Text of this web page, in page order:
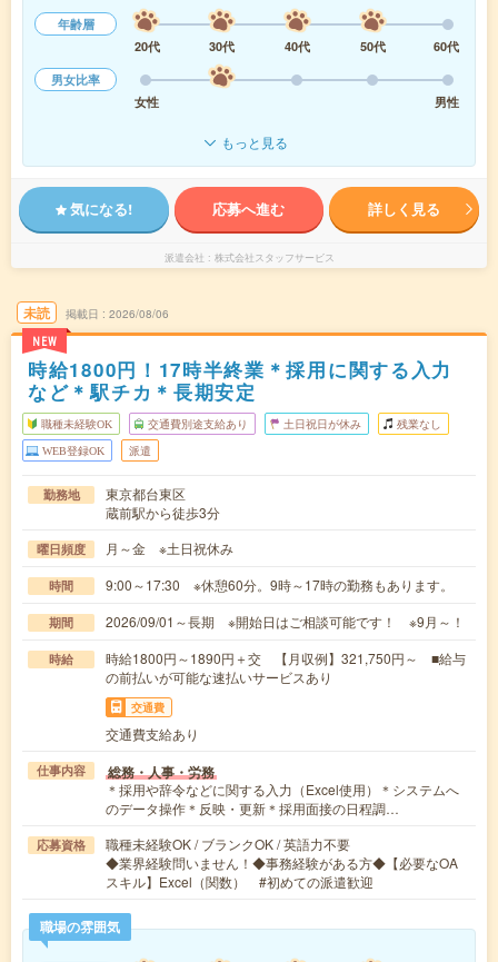
年齢層
20代
30代 40代 50代
60代
男女比率
女性
男性
もっと見る
気になる! 応募へ進む 詳しく見る
派遣会社 株式会社スタッフサービス
未読
NEW
掲載日 2026/08/06
時給1800円！17時半終業＊採用に関する入力
など＊駅チカ＊長期安定
職種未経験OK 交通費別途支給あり 土日祝日が休み 残業なし
WEB登録OK 派遣
勤務地
東京都台東区
蔵前駅から徒歩3分
曜日頻度 月～金 ※土日祝休み
時間 9:00～17:30 ※休憩60分。9時～17時の勤務もあります。
期間 2026/09/01～長期 ※開始日はご相談可能です！ ※9月～！
時給
時給1800円～1890円＋交 【月収例】321,750円～ ■給与
の前払いが可能な速払いサービスあり
交通費
交通費支給あり
仕事内容 総務・人事・労務
＊採用や辞令などに関する入力（Excel使用）＊システムへ
のデータ操作＊反映・更新＊採用面接の日程調…
応募資格
職種未経験OK / ブランクOK / 英語力不要
◆業界経験問いません！◆事務経験がある方◆【必要なOA
スキル】Excel（関数） #初めての派遣歓迎
職場の雰囲気